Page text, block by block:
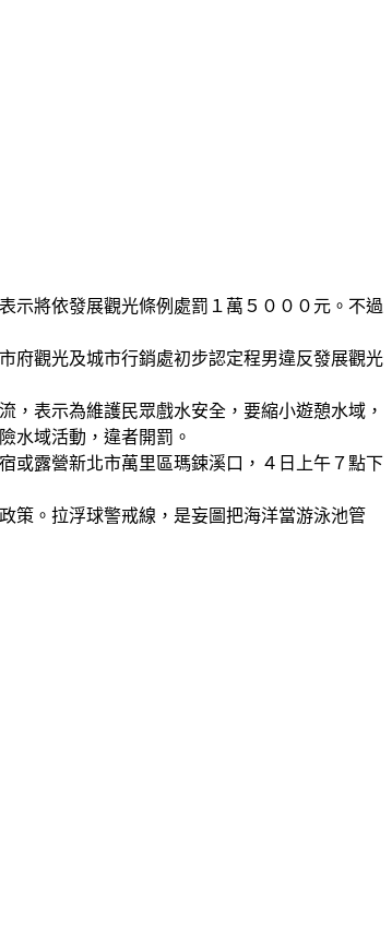
示將依發展觀光條例處罰１萬５０００元。不過
府觀光及城市行銷處初步認定程男違反發展觀光
表示為維護民眾戲水安全，要縮小遊憩水域，
水域活動，違者開罰。
或露營新北市萬里區瑪鋉溪口，４日上午７點下
策。拉浮球警戒線，是妄圖把海洋當游泳池管